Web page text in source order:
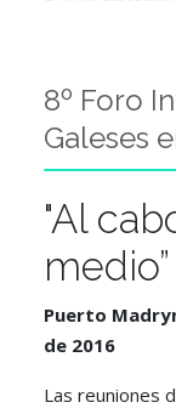
8º Foro
Galeses
"Al
medio”
Puerto
de 2016
Las reuniones